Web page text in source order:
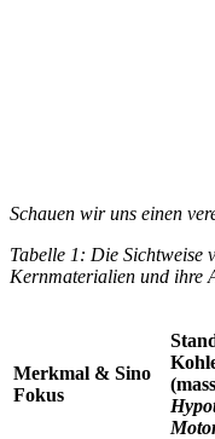
Schauen wir uns einen
Tabelle 1: Die Sichtweise
Kernmaterialien und ihre
Merkmal & Sino
Fokus